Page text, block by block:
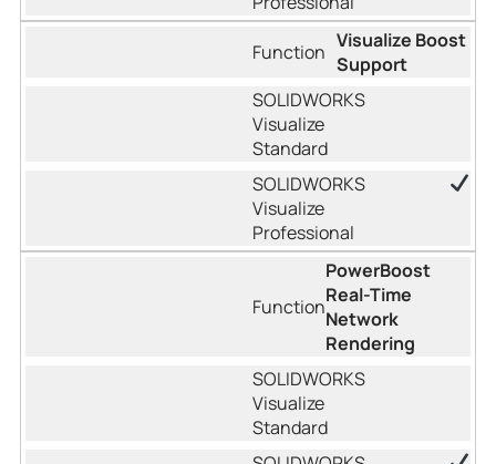
Visualize Boost
Support
PowerBoost
Real-Time
Network
Rendering